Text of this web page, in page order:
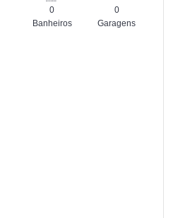
0
Banheiros
0
Garagens